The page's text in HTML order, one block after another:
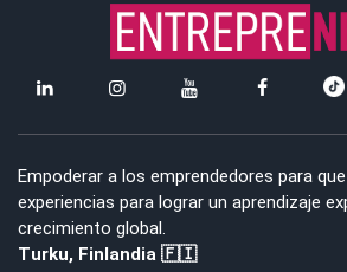
Empoderar a los emprendedores para
experiencias para lograr un aprendizaje
crecimiento global.
Turku, Finlandia 🇫🇮